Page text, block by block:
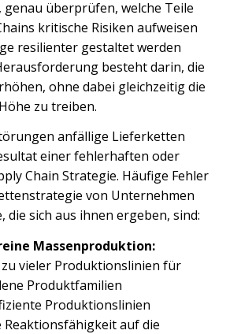
genau überprüfen, welche Teile
kritische Risiken aufweisen
resilienter gestaltet werden
besteht darin, die
ohne dabei gleichzeitig die
zu treiben.
anfällige Lieferketten
einer fehlerhaften oder
Chain Strategie. Häufige Fehler
von Unternehmen
die sich aus ihnen ergeben, sind:
Massenproduktion:
vieler Produktionslinien für
Produktfamilien
Produktionslinien
Reaktionsfähigkeit auf die